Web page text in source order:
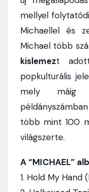
mellyel
Michaellel és
Michael több
kislemezt
popkulturális
mely máig
több mint 100
világszerte.
A “MICHAEL”
1. Hold My Hand